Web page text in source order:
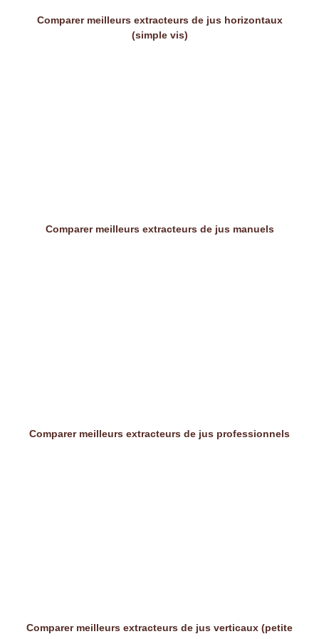
Comparer meilleurs extracteurs de jus horizontaux
(simple vis)
Comparer meilleurs extracteurs de jus manuels
Comparer meilleurs extracteurs de jus professionnels
Comparer meilleurs extracteurs de jus verticaux (petite